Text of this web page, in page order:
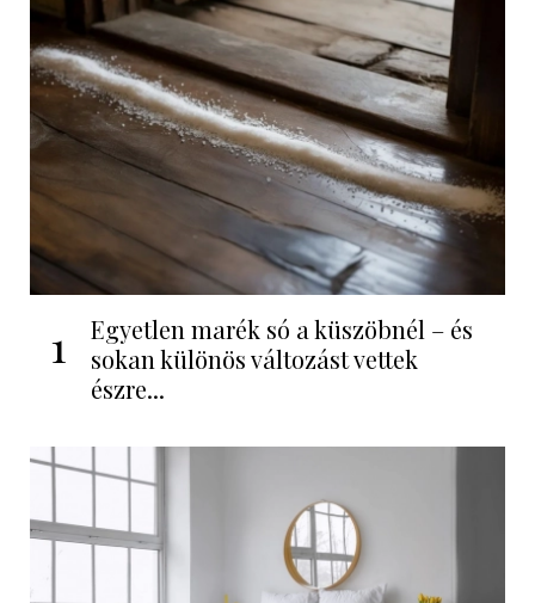
1
Egyetlen marék só a küszöbnél – és
sokan különös változást vettek
észre...